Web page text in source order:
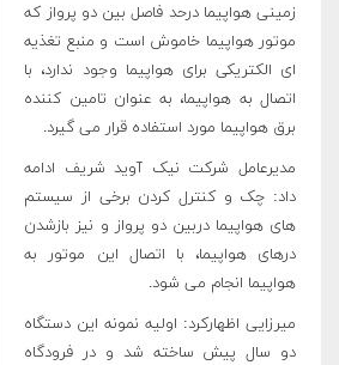
زمینی هواپیما درحد فاصل بین دو پرواز که
موتور هواپیما خاموش است و منبع تغذیه
ای الکتریکی برای هواپیما وجود ندارد، با
اتصال به هواپیما، به عنوان تامین کننده
برق هواپیما مورد استفاده قرار می گیرد.
مدیرعامل شرکت نیک آوید شریف ادامه
داد: چک و کنترل کردن برخی از سیستم
های هواپیما دربین دو پرواز و نیز بازشدن
درهای هواپیما، با اتصال این موتور به
هواپیما انجام می شود.
میرزایی اظهارکرد: اولیه نمونه این دستگاه
دو سال پیش ساخته شد و در فرودگاه